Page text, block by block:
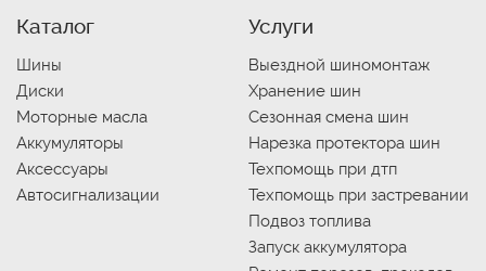
Каталог
Шины
Диски
Моторные масла
Аккумуляторы
Аксессуары
Автосигнализации
Услуги
Выездной шиномонтаж
Хранение шин
Сезонная смена шин
Нарезка протектора шин
Техпомощь при дтп
Техпомощь при застревании
Подвоз топлива
Запуск аккумулятора